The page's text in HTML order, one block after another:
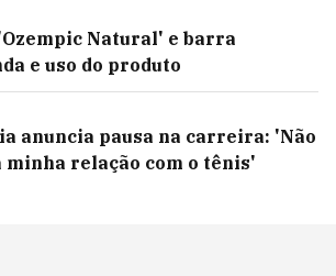
Natural' e barra
e uso do produto
anuncia pausa na carreira: 'Não
minha relação com o tênis'